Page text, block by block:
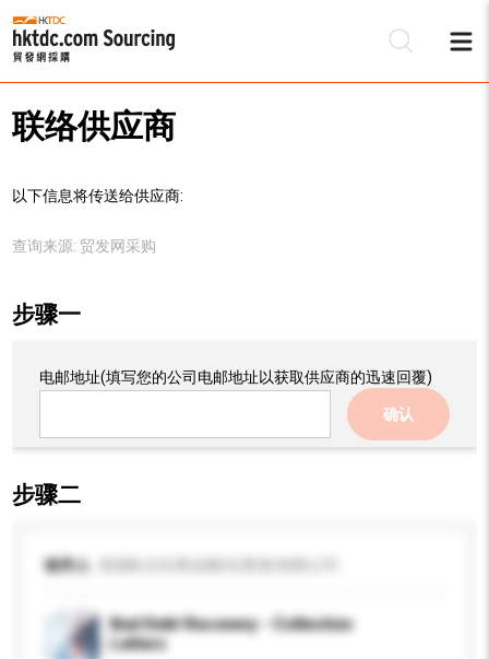
联络供应商
以下信息将传送给供应商:
查询来源: 贸发网采购
步骤一
电邮地址(填写您的公司电邮地址以获取供应商的迅速回覆)
确认
步骤二
收件人
Bad Debt Recovery - Collection
Letters